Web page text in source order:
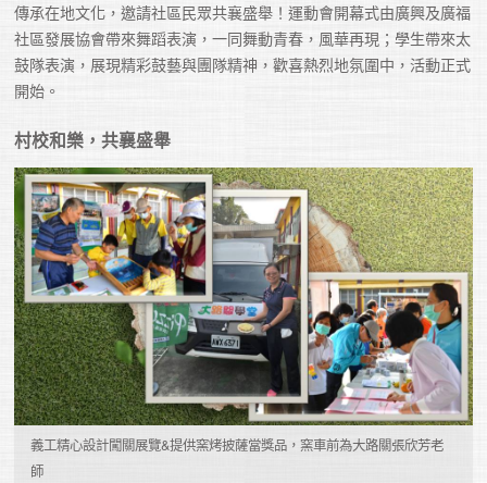
傳承在地文化，邀請社區民眾共襄盛舉！運動會開幕式由廣興及廣福
社區發展協會帶來舞蹈表演，一同舞動青春，風華再現；學生帶來太
鼓隊表演，展現精彩鼓藝與團隊精神，歡喜熱烈地氛圍中，活動正式
開始。
村校和樂，共襄盛舉
義工精心設計闖關展覽&提供窯烤披薩當獎品，窯車前為大路關張欣芳老
師